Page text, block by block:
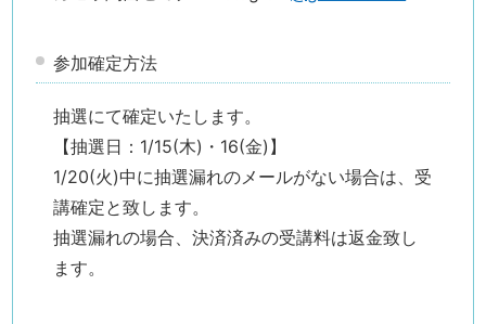
参加確定方法
抽選にて確定いたします。
【抽選日：1/15(木)・16(金)】
1/20(火)中に抽選漏れのメールがない場合は、受
講確定と致します。
抽選漏れの場合、決済済みの受講料は返金致し
ます。